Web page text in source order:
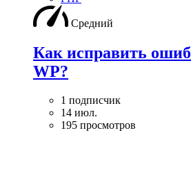
Средний
Как исправить
WP?
1 подписчик
14 июл.
195 просмотров